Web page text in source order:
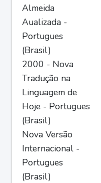
Almeida
Aualizada -
Portugues
(Brasil)
2000 - Nova
Tradução na
Linguagem de
Hoje - Portugues
(Brasil)
Nova Versão
Internacional -
Portugues
(Brasil)